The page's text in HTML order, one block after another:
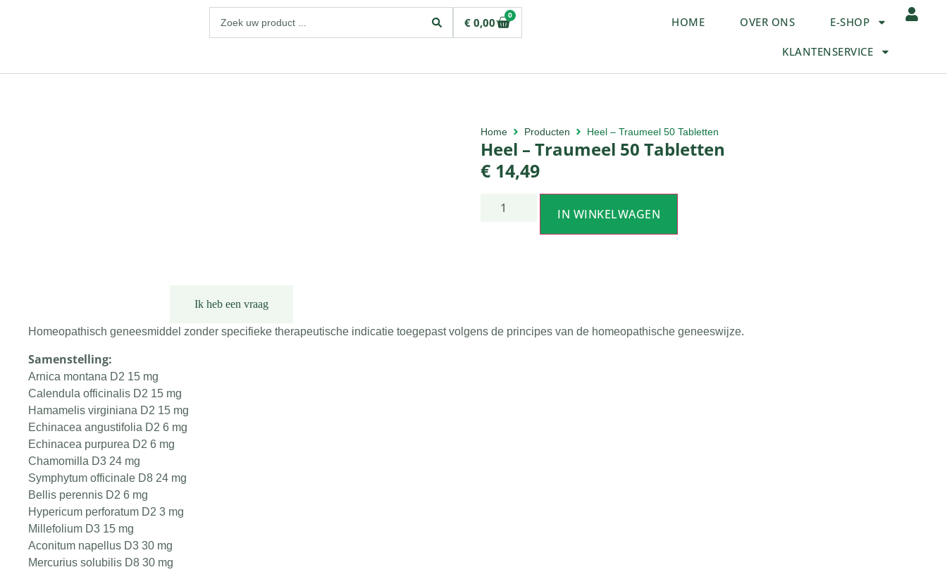
€ 0,00
0 HOME OVER ONS E-SHOP
KLANTENSERVICE
Home Producten Heel – Traumeel 50 Tabletten
Heel – Traumeel 50 Tabletten
€ 14,49
IN WINKELWAGEN
Ik heb een vraag
Homeopathisch geneesmiddel zonder specifieke therapeutische indicatie toegepast volgens de principes van de homeopathische geneeswijze.
Samenstelling:
Arnica montana D2 15 mg
Calendula officinalis D2 15 mg
Hamamelis virginiana D2 15 mg
Echinacea angustifolia D2 6 mg
Echinacea purpurea D2 6 mg
Chamomilla D3 24 mg
Symphytum officinale D8 24 mg
Bellis perennis D2 6 mg
Hypericum perforatum D2 3 mg
Millefolium D3 15 mg
Aconitum napellus D3 30 mg
Mercurius solubilis D8 30 mg